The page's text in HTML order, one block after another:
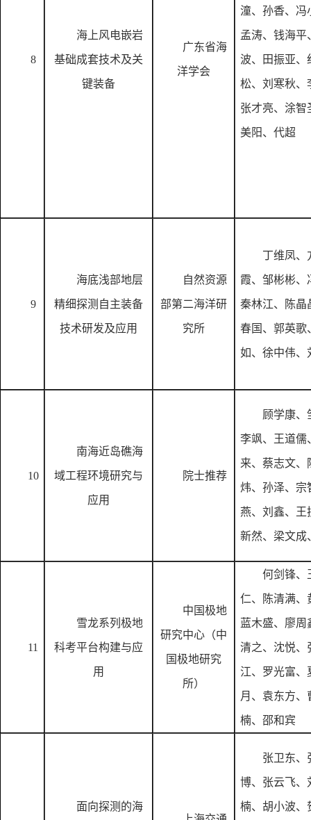
8
海上风电嵌岩
基础成套技术及关
键装备
广东省海
洋学会
潼、孙香、冯
孟涛、钱海平
波、田振亚、
松、刘寒秋、
张才亮、涂智
美阳、代超
9
海底浅部地层
精细探测自主装备
技术研发及应用
自然资源
部第二海洋研
究所
丁维凤、
霞、邹彬彬、
秦林江、陈晶
春国、郭英歌
如、徐中伟、
10
南海近岛礁海
域工程环境研究与
应用
院士推荐
顾学康、
李飒、王道儒
来、蔡志文、
炜、孙泽、宗
燕、刘鑫、王
新然、梁文成
11
雪龙系列极地
科考平台构建与应
用
中国极地
研究中心（中
国极地研究
所）
何剑锋、
仁、陈清满、
蓝木盛、廖周
清之、沈悦、
江、罗光富、
月、袁东方、
楠、邵和宾
面向探测的海
张卫东、
博、张云飞、
楠、胡小波、